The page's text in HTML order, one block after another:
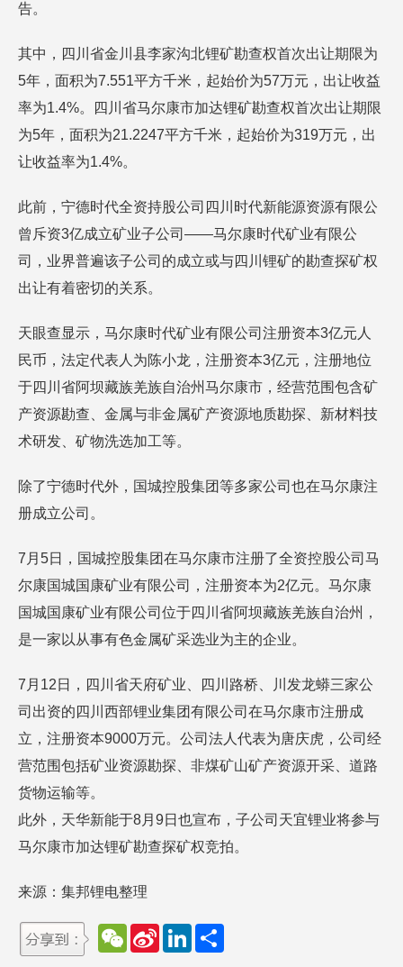
告。
其中，四川省金川县李家沟北锂矿勘查权首次出让期限为
5年，面积为7.551平方千米，起始价为57万元，出让收益
率为1.4%。四川省马尔康市加达锂矿勘查权首次出让期限
为5年，面积为21.2247平方千米，起始价为319万元，出
让收益率为1.4%。
此前，宁德时代全资持股公司四川时代新能源资源有限公
曾斥资3亿成立矿业子公司——马尔康时代矿业有限公
司，业界普遍该子公司的成立或与四川锂矿的勘查探矿权
出让有着密切的关系。
天眼查显示，马尔康时代矿业有限公司注册资本3亿元人
民币，法定代表人为陈小龙，注册资本3亿元，注册地位
于四川省阿坝藏族羌族自治州马尔康市，经营范围包含矿
产资源勘查、金属与非金属矿产资源地质勘探、新材料技
术研发、矿物洗选加工等。
除了宁德时代外，国城控股集团等多家公司也在马尔康注
册成立公司。
7月5日，国城控股集团在马尔康市注册了全资控股公司马
尔康国城国康矿业有限公司，注册资本为2亿元。马尔康
国城国康矿业有限公司位于四川省阿坝藏族羌族自治州，
是一家以从事有色金属矿采选业为主的企业。
7月12日，四川省天府矿业、四川路桥、川发龙蟒三家公
司出资的四川西部锂业集团有限公司在马尔康市注册成
立，注册资本9000万元。公司法人代表为唐庆虎，公司经
营范围包括矿业资源勘探、非煤矿山矿产资源开采、道路
货物运输等。
此外，天华新能于8月9日也宣布，子公司天宜锂业将参与
马尔康市加达锂矿勘查探矿权竞拍。
来源：集邦锂电整理
W
e
S
L